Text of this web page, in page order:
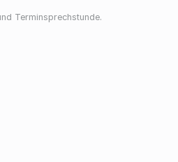
Terminsprechstunde.